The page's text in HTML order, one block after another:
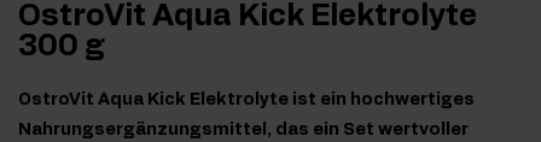
OstroVit Aqua Kick Elektrolyte
300 g
OstroVit Aqua Kick Elektrolyte ist ein hochwertiges
Nahrungsergänzungsmittel, das ein Set wertvoller